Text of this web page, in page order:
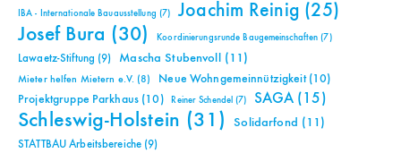
IBA - Internationale Bauausstellung (7) Joachim Reinig (25)
Josef Bura (30) Koordinierungsrunde Baugemeinschaften (7)
Lawaetz-Stiftung (9) Mascha Stubenvoll (11)
Mieter helfen Mietern e.V. (8) Neue Wohngemeinnützigkeit(10)
Projektgruppe Parkhaus (10) Reiner Schendel (7) SAGA(15)
Schleswig-Holstein (31) Solidarfond (11)
STATTBAU Arbeitsbereiche (9)